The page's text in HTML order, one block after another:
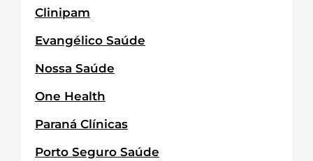
Clinipam
Evangélico Saúde
Nossa Saúde
One Health
Paraná Clínicas
Porto Seguro Saúde